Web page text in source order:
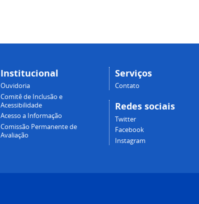
Institucional
Ouvidoria
Comitê de Inclusão e
Acessibilidade
Acesso a Informação
Comissão Permanente de
Avaliação
Serviços
Contato
Redes sociais
Twitter
Facebook
Instagram